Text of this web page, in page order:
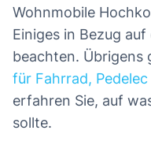
Wohnmobile
Einiges in Bezug
beachten. Übrigens
für Fahrrad,
erfahren Sie, auf
sollte.